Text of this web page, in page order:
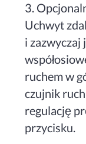
3.
Uchwyt
i zazwyczaj
ruchem w
czujnik
regulację
przycisku.